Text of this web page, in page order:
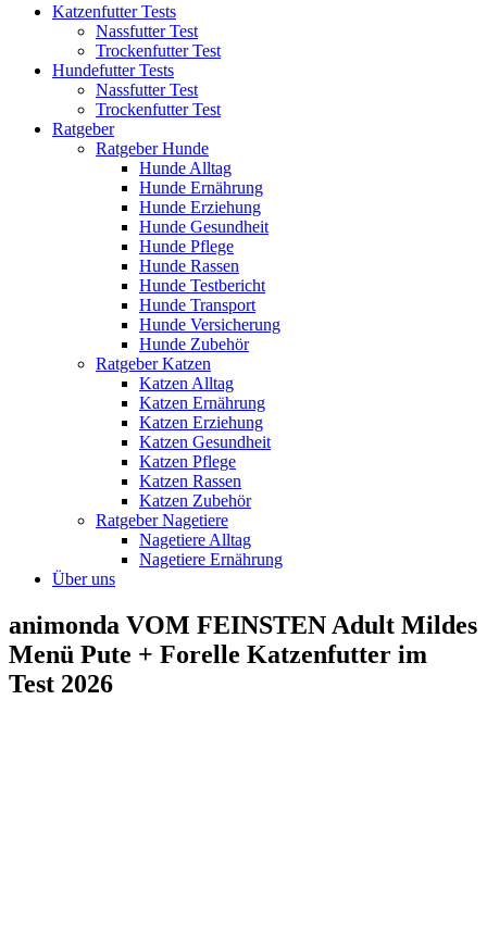
Katzenfutter Tests
Nassfutter Test
Trockenfutter Test
Hundefutter Tests
Nassfutter Test
Trockenfutter Test
Ratgeber
Ratgeber Hunde
Hunde Alltag
Hunde Ernährung
Hunde Erziehung
Hunde Gesundheit
Hunde Pflege
Hunde Rassen
Hunde Testbericht
Hunde Transport
Hunde Versicherung
Hunde Zubehör
Ratgeber Katzen
Katzen Alltag
Katzen Ernährung
Katzen Erziehung
Katzen Gesundheit
Katzen Pflege
Katzen Rassen
Katzen Zubehör
Ratgeber Nagetiere
Nagetiere Alltag
Nagetiere Ernährung
Über uns
animonda VOM FEINSTEN Adult Mildes
Menü Pute + Forelle Katzenfutter im
Test 2026